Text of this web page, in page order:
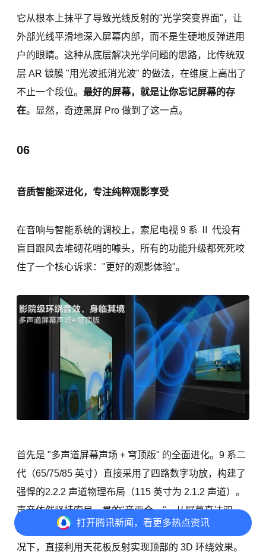
它从根本上抹平了导致光线反射的"光学突变界面"，让
外部光线平滑地深入屏幕内部，而不是生硬地反弹进用
户的眼睛。这种从底层解决光学问题的思路，比传统双
层 AR 镀膜 "用光波抵消光波" 的做法，在维度上高出了
不止一个段位。 最好的屏幕，就是让你忘记屏幕的存
在。显然，奇迹黑屏 Pro 做到了这一点。
06
音质智能深进化，专注纯粹观影享受
在音响与智能系统的调校上，索尼电视 9 系 Ⅱ 代没有
盲目跟风去堆砌花哨的噱头，所有的功能升级都死死咬
住了一个核心诉求："更好的观影体验"。
首先是 "多声道屏幕声场 + 穹顶版" 的全面进化。9 系二
代（65/75/85 英寸）直接采用了四路数字功放，构建了
强悍的2.2.2 声道物理布局（115 英寸为 2.1.2 声道）。
声音依然坚持索尼一贯的"音画合一"，从屏幕直达双
耳；而新增的向上发声单元，能够在不外接回音壁的情
况下，直接利用天花板反射实现顶部的 3D 环绕效果。
打开腾讯新闻，看更多热点资讯